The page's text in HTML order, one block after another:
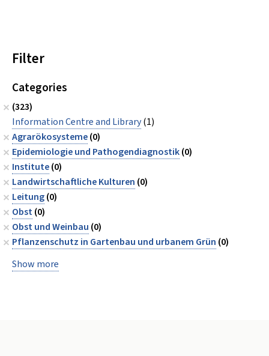
Filter
Categories
(323)
Information Centre and Library(1)
Agrarökosysteme(0)
Epidemiologie und Pathogendiagnostik(0)
Institute(0)
Landwirtschaftliche Kulturen (0)
Leitung(0)
Obst(0)
Obst und Weinbau (0)
Pflanzenschutz in Gartenbau und urbanem Grün (0)
Show more